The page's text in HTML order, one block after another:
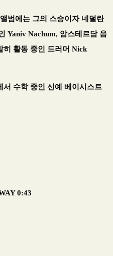
범에는 그의 스승이자 네덜란
Yaniv Nachum, 암스테르담 음
히 활동 중인 드러머 Nick
서 수학 중인 신예 베이시스트
0:43